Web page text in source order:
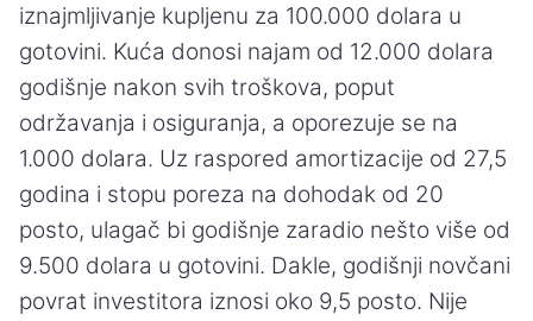
iznajmljivanje kupljenu za 100.000 dolara u
gotovini. Kuća donosi najam od 12.000 dolara
godišnje nakon svih troškova, poput
održavanja i osiguranja, a oporezuje se na
1.000 dolara. Uz raspored amortizacije od 27,5
godina i stopu poreza na dohodak od 20
posto, ulagač bi godišnje zaradio nešto više od
9.500 dolara u gotovini. Dakle, godišnji novčani
povrat investitora iznosi oko 9,5 posto. Nije